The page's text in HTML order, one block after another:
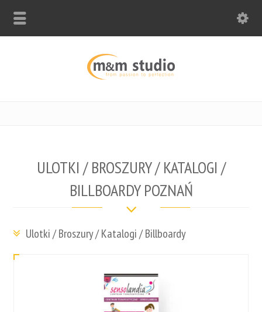
ULOTKI / BROSZURY / KATALOGI /
BILLBOARDY POZNAŃ
Ulotki / Broszury / Katalogi / Billboardy